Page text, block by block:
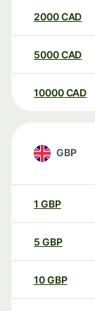
2000CAD
5000CAD
10000 CAD
GBP
1 GBP
5 GBP
10GBP